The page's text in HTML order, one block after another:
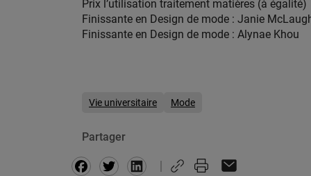
Prix l’utilisation traitement matières (à égalité)
Finissante en Design de mode : Janie
Finissante en Design de mode : Alynae Khou
Vie universitaire Mode
Partager
Facebook
Twitter